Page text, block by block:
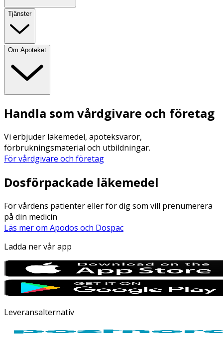
Tjänster
Om Apoteket
Handla som vårdgivare och företag
Vi erbjuder läkemedel, apoteksvaror,
förbrukningsmaterial och utbildningar.
För vårdgivare och företag
Dosförpackade läkemedel
För vårdens patienter eller för dig som vill prenumerera
på din medicin
Läs mer om Apodos och Dospac
Ladda ner vår app
Leveransalternativ